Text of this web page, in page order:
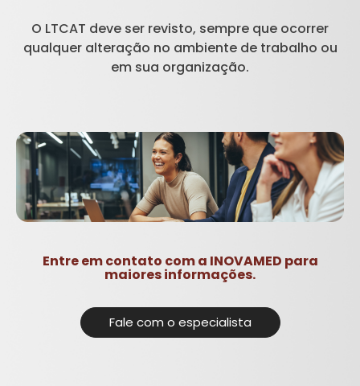
O LTCAT deve ser revisto, sempre que ocorrer
qualquer alteração no ambiente de trabalho ou
em sua organização.
Entre em contato com a INOVAMED para
maiores informações.
Fale com o especialista